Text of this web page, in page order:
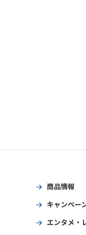
商品情報
キャンペー
エンタメ・